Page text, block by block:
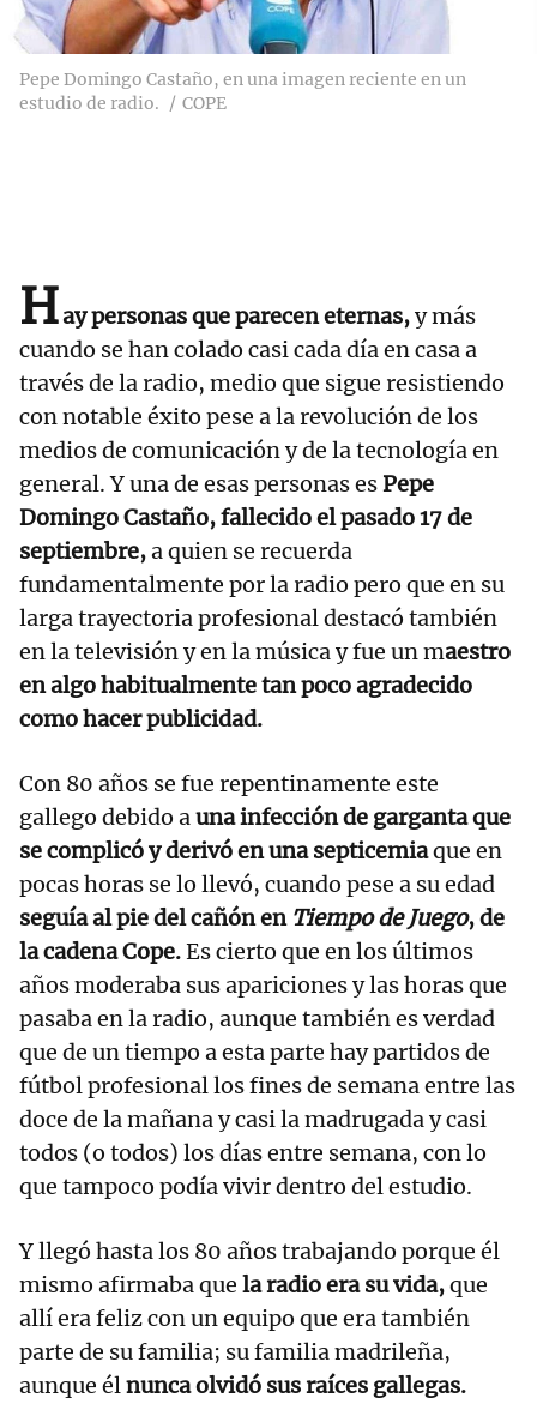
Pepe Domingo Castaño, en una imagen reciente en un
estudio de radio.
COPE
Hay personas que parecen eternas,y más
cuando se han colado casi cada día en casa a
través de la radio, medio que sigue resistiendo
con notable éxito pese a la revolución de los
medios de comunicación y de la tecnología en
general. Y una de esas personas esPepe
Domingo Castaño, fallecido el pasado 17 de
septiembre,a quien se recuerda
fundamentalmente por la radio pero que en su
larga trayectoria profesional destacó también
en la televisión y en la música y fue un maestro
en algo habitualmente tan poco agradecido
como hacer publicidad.
Con 80 años se fue repentinamente este
gallego debido auna infección de garganta que
se complicó y derivó en una septicemiaque en
pocas horas se lo llevó, cuando pese a su edad
seguía al pie del cañón en Tiempo de Juego, de
la cadena Cope.Es cierto que en los últimos
años moderaba sus apariciones y las horas que
pasaba en la radio, aunque también es verdad
que de un tiempo a esta parte hay partidos de
fútbol profesional los fines de semana entre las
doce de la mañana y casi la madrugada y casi
todos (o todos) los días entre semana, con lo
que tampoco podía vivir dentro del estudio.
Y llegó hasta los 80 años trabajando porque él
mismo afirmaba que la radio era su vida,que
allí era feliz con un equipo que era también
parte de su familia; su familia madrileña,
aunque élnunca olvidó sus raíces gallegas.